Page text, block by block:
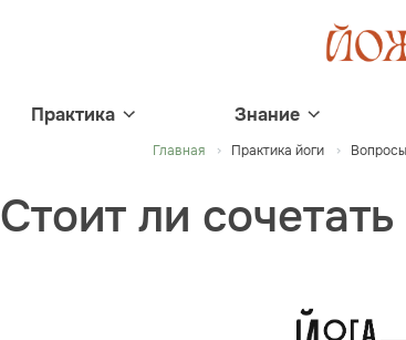
Практика Знание
Главная Практика йоги
Стоит ли